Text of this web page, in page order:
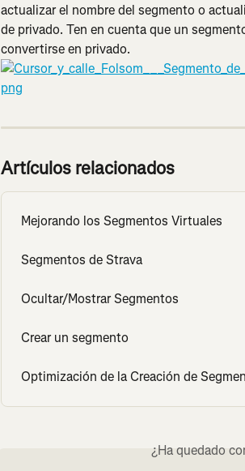
actualizar el nombre del segmento o
de privado. Ten en cuenta que un
convertirse en privado.
Artículos relacionados
Mejorando los Segmentos Virtuales
Segmentos de Strava
Ocultar/Mostrar Segmentos
Crear un segmento
Optimización de la Creación de
¿Ha quedado